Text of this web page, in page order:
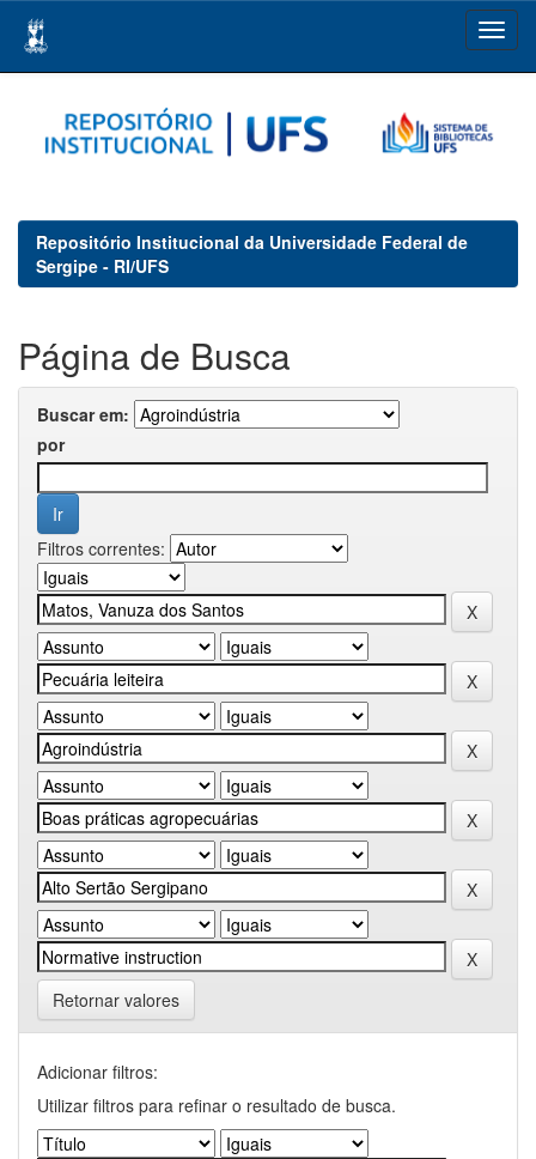
navigation
Repositório Institucional da Universidade Federal de
Sergipe - RI/UFS
Página de Busca
Buscar em:
por
Filtros correntes:
Retornar valores
Adicionar filtros:
Utilizar filtros para refinar o resultado de busca.